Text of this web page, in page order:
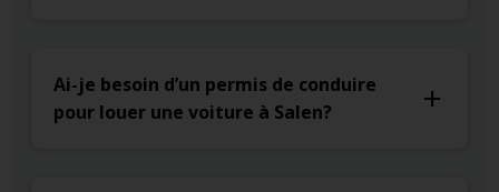
Ai-je besoin d’un permis de conduire
pour louer une voiture à Salen?